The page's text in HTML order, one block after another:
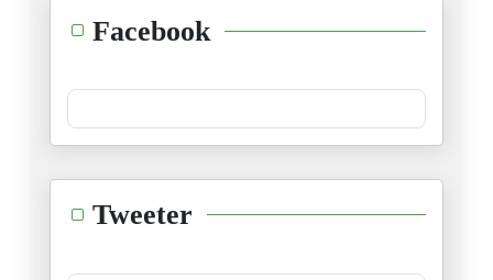
الصلاة في المدرسة: منع أم تنظي
22/08/2025
17/08/2025
Facebook
Tweeter